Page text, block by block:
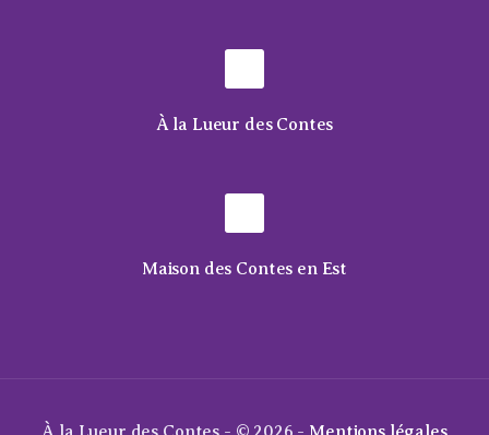
À la Lueur des Contes
Maison des Contes en Est